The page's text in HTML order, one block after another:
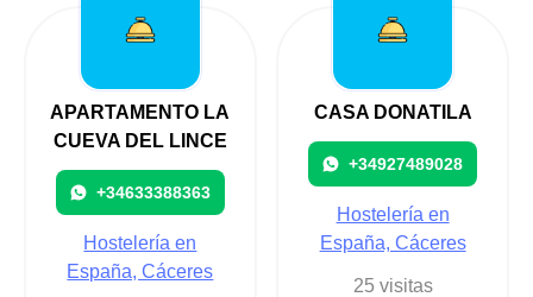
APARTAMENTO LA
CUEVA DEL LINCE
+34633388363
Hostelería en
España, Cáceres
CASA DONATILA
+34927489028
Hostelería en
España, Cáceres
25 visitas